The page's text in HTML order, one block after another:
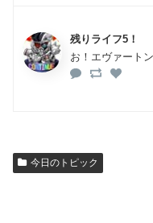
残りライフ5！
お！エヴァート
今日のトピック